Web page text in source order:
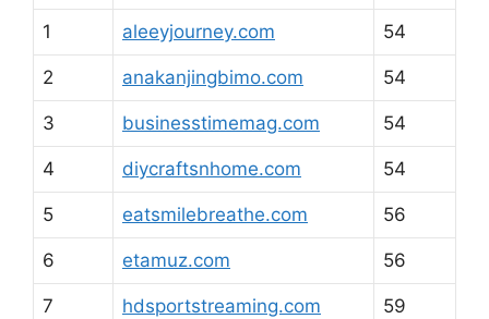
1 aleeyjourney.com 54
2 anakanjingbimo.com 54
3 businesstimemag.com 54
4 diycraftsnhome.com 54
5 eatsmilebreathe.com 56
6 etamuz.com 56
7 hdsportstreaming.com 59